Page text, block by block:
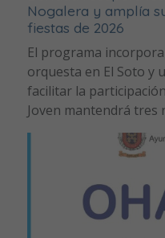
Nogalera y amplía
fiestas de 2026
El programa
orquesta en El Soto y
facilitar la
Joven mantendrá tres